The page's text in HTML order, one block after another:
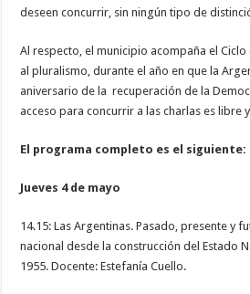
deseen concurrir, sin ningún tipo de
Al respecto, el municipio acompaña el
al pluralismo, durante el año en que la
aniversario de la recuperación de la
acceso para concurrir a las charlas es libre
El programa completo es el siguiente:
Jueves 4 de mayo
14.15: Las Argentinas. Pasado, presente y
nacional desde la construcción del Estado
1955. Docente: Estefanía Cuello.